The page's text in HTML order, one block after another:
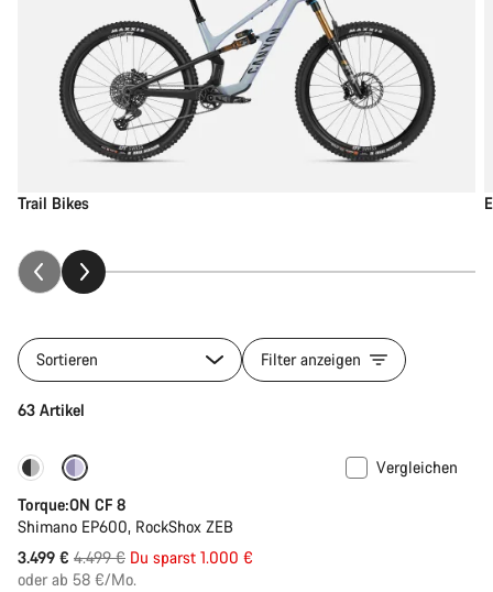
Trail Bikes
Sortieren Filter anzeigen
63 Artikel
-22%
Vergleichen
Torque:ON CF 8
Shimano EP600, RockShox ZEB
3.499 € Ursprungspreis
4.499 € Du sparst 1.000 €
oder ab 58 €/Mo.